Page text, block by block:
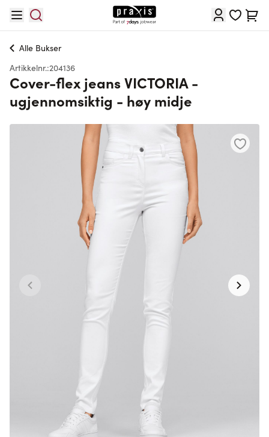
Cart
Alle Bukser
Artikkelnr.:204136
Cover-flex jeans VICTORIA -
ugjennomsiktig - høy midje